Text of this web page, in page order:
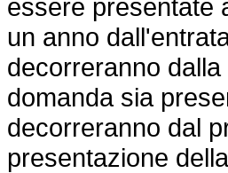
essere presentate
un anno
decorreranno
domanda sia
decorreranno dal
presentazione